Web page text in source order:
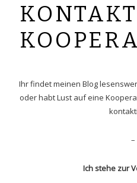
Ihr findet meinen Blog
oder habt Lust auf eine
–
Ich stehe zur